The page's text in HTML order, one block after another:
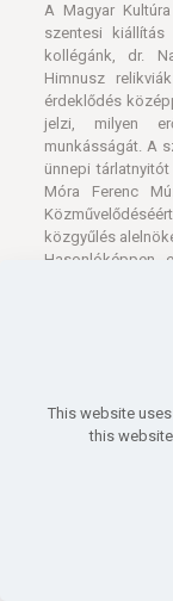
A Magyar
szentesi
kollégánk, dr.
Himnusz
érdeklődés
jelzi, milyen
munkásságát. A
ünnepi
Móra Ferenc
közgyűlés
Hasonlóképpen
Szentesen- Nyit a
Széchenyi ligeti
This website
this